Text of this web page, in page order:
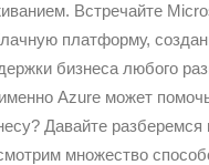
Встречайте
платформу,
бизнеса любого
Azure может
Давайте разберемся
множество